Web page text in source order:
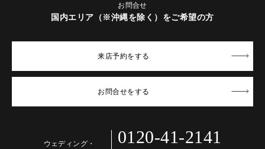
お問合せ
国内エリア（※沖縄を除く）をご希望の方
来店予約をする
お問合せをする
ウェディング・
0120-41-2141